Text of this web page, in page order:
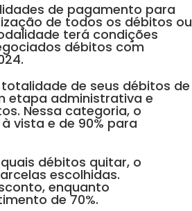
de pagamento para
de todos os débitos ou
terá condições
débitos com
de seus débitos de
etapa administrativa e
Nessa categoria, o
vista e de 90% para
débitos quitar, o
escolhidas.
enquanto
de 70%.